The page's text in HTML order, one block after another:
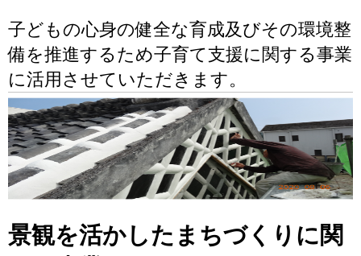
子どもの心身の健全な育成及びその環境整
備を推進するため子育て支援に関する事業
に活用させていただきます。
景観を活かしたまちづくりに関